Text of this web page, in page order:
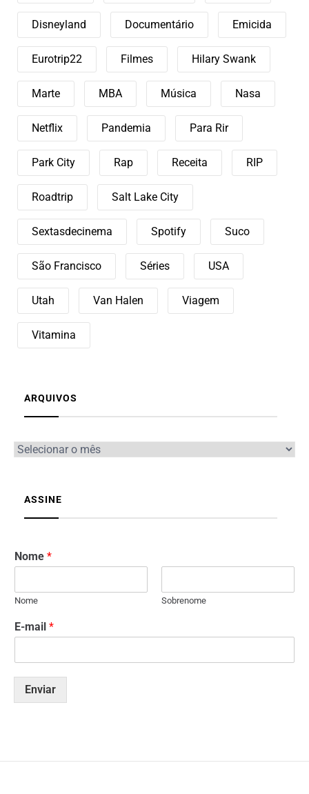
Disneyland Documentário Emicida
Eurotrip22 Filmes Hilary Swank
Marte MBA Música Nasa
Netflix Pandemia Para Rir
Park City Rap Receita RIP
Roadtrip Salt Lake City
Sextasdecinema Spotify Suco
São Francisco Séries USA
Utah Van Halen Viagem
Vitamina
ARQUIVOS
ASSINE
Nome *
Nome Sobrenome
E-mail *
Enviar